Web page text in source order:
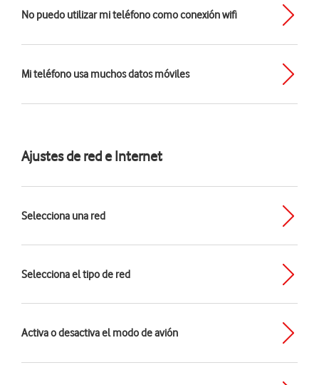
No puedo utilizar mi teléfono como conexión wifi
Mi teléfono usa muchos datos móviles
Ajustes de red e Internet
Selecciona una red
Selecciona el tipo de red
Activa o desactiva el modo de avión